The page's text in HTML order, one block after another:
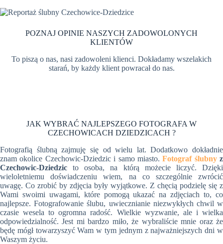
POZNAJ OPINIE NASZYCH ZADOWOLONYCH
KLIENTÓW
To piszą o nas, nasi zadowoleni klienci. Dokładamy wszelakich
starań, by każdy klient powracał do nas.
JAK WYBRAĆ NAJLEPSZEGO FOTOGRAFA W
CZECHOWICACH DZIEDZICACH ?
Fotografią ślubną zajmuję się od wielu lat. Dodatkowo dokładnie
znam okolice Czechowic-Dziedzic i samo miasto.Fotograf ślubnyz
Czechowic-Dziedzic to osoba, na którą możecie liczyć. Dzięki
wieloletniemu doświadczeniu wiem, na co szczególnie zwrócić
uwagę. Co zrobić by zdjęcia były wyjątkowe. Z chęcią podzielę się z
Wami swoimi uwagami, które pomogą ukazać na zdjęciach to, co
najlepsze. Fotografowanie ślubu, uwiecznianie niezwykłych chwil w
czasie wesela to ogromna radość. Wielkie wyzwanie, ale i wielka
odpowiedzialność. Jest mi bardzo miło, że wybraliście mnie oraz że
będę mógł towarzyszyć Wam w tym jednym z najważniejszych dni w
Waszym życiu.